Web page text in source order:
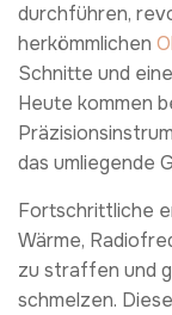
durchführen,
herkömmlichen
Schnitte und
Heute kommen
das umliegende
Fortschrittliche
Wärme,
zu straffen und
schmelzen.